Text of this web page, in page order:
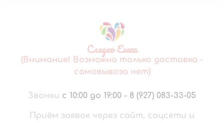
Сладко Ешка
(Внимание! Возможна только доставка -
самовывоза нет)
Звонки с 10:00 до 19:00 - 8 (927) 083-33-05
Приём заявок через сайт, соцсети и